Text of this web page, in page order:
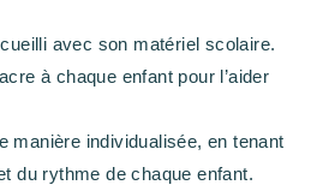
avec son matériel scolaire.
à chaque enfant pour l’aider
manière individualisée, en tenant
du rythme de chaque enfant.